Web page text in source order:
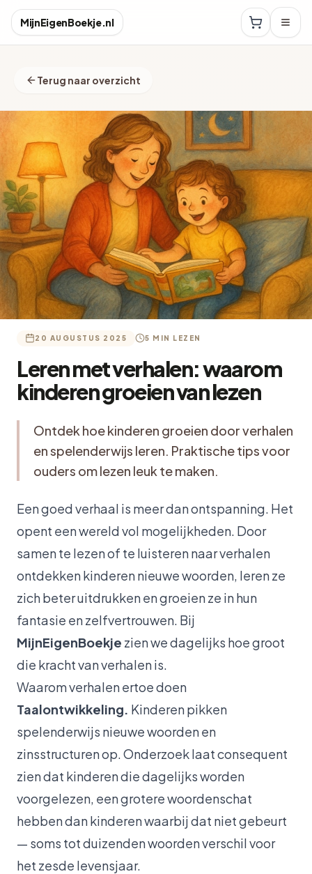
MijnEigenBoekje.nl
Terug naar overzicht
20 AUGUSTUS 2025 5 MIN LEZEN
Leren met verhalen: waarom
kinderen groeien van lezen
Ontdek hoe kinderen groeien door verhalen
en spelenderwijs leren. Praktische tips voor
ouders om lezen leuk te maken.
Een goed verhaal is meer dan ontspanning. Het
opent een wereld vol mogelijkheden. Door
samen te lezen of te luisteren naar verhalen
ontdekken kinderen nieuwe woorden, leren ze
zich beter uitdrukken en groeien ze in hun
fantasie en zelfvertrouwen. Bij
MijnEigenBoekje zien we dagelijks hoe groot
die kracht van verhalen is.
Waarom verhalen ertoe doen
Taalontwikkeling. Kinderen pikken
spelenderwijs nieuwe woorden en
zinsstructuren op. Onderzoek laat consequent
zien dat kinderen die dagelijks worden
voorgelezen, een grotere woordenschat
hebben dan kinderen waarbij dat niet gebeurt
— soms tot duizenden woorden verschil voor
het zesde levensjaar.